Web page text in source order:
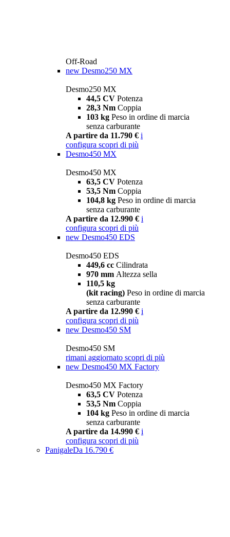
Off-Road
new Desmo250 MX
Desmo250 MX
44,5 CV Potenza
28,3 Nm Coppia
103 kg Peso in ordine di marcia
senza carburante
A partire da 11.790 € i
configura scopri di più
Desmo450 MX
Desmo450 MX
63,5 CV Potenza
53,5 Nm Coppia
104,8 kg Peso in ordine di marcia
senza carburante
A partire da 12.990 € i
configura scopri di più
new Desmo450 EDS
Desmo450 EDS
449,6 cc Cilindrata
970 mm Altezza sella
110,5 kg
(kit racing) Peso in ordine di marcia
senza carburante
A partire da 12.990 € i
configura scopri di più
new Desmo450 SM
Desmo450 SM
rimani aggiornato scopri di più
new Desmo450 MX Factory
Desmo450 MX Factory
63,5 CV Potenza
53,5 Nm Coppia
104 kg Peso in ordine di marcia
senza carburante
A partire da 14.990 € i
configura scopri di più
PanigaleDa 16.790 €